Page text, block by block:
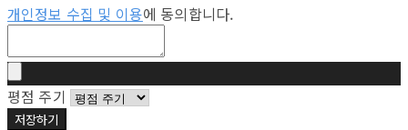
개인정보 수집 및 이용에 동의합니다.
평점 주기
저장하기